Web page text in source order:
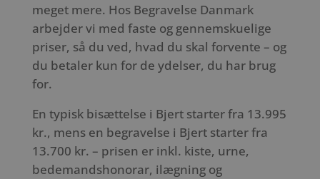
meget mere. Hos Begravelse Danmark
arbejder vi med faste og gennemskuelige
priser, så du ved, hvad du skal forvente – og
du betaler kun for de ydelser, du har brug
for.
En typisk bisættelse i Bjert starter fra 13.995
kr., mens en begravelse i Bjert starter fra
13.700 kr. – prisen er inkl. kiste, urne,
bedemandshonorar, ilægning og